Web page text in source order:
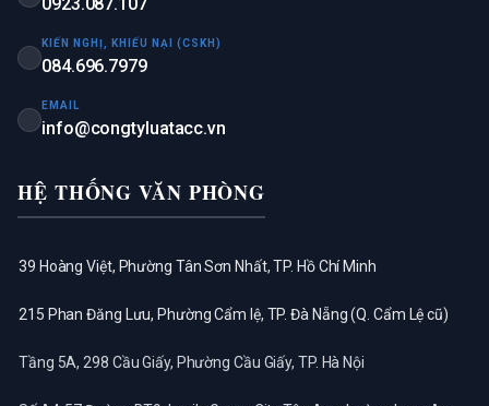
0923.087.107
KIẾN NGHỊ, KHIẾU NẠI (CSKH)
084.696.7979
EMAIL
info@congtyluatacc.vn
HỆ THỐNG VĂN PHÒNG
39 Hoàng Việt, Phường Tân Sơn Nhất, TP. Hồ Chí Minh
215 Phan Đăng Lưu, Phường Cẩm lệ, TP. Đà Nẵng (Q. Cẩm Lệ